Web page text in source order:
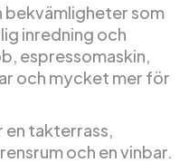
bekvämligheter som
inredning och
espressomaskin,
och mycket mer för
en takterrass,
och en vinbar.